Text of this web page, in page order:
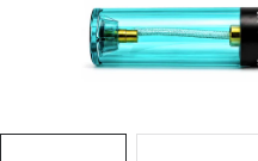
Vánoce
Ochranné pomůcky